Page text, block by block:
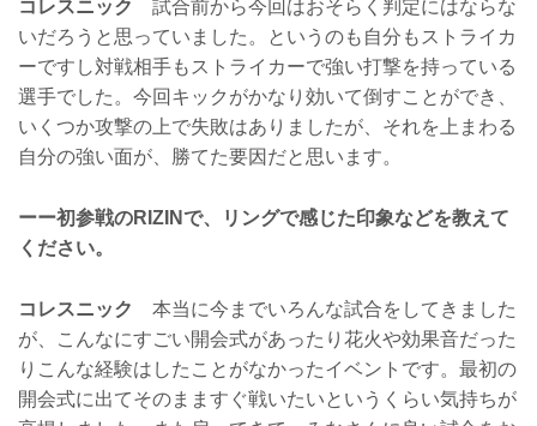
コレスニック
試合前から今回はおそらく判定にはならな
いだろうと思っていました。というのも自分もストライカ
ーですし対戦相手もストライカーで強い打撃を持っている
選手でした。今回キックがかなり効いて倒すことができ、
いくつか攻撃の上で失敗はありましたが、それを上まわる
自分の強い面が、勝てた要因だと思います。
ーー初参戦のRIZINで、リングで感じた印象などを教えて
ください。
コレスニック
本当に今までいろんな試合をしてきました
が、こんなにすごい開会式があったり花火や効果音だった
りこんな経験はしたことがなかったイベントです。最初の
開会式に出てそのまますぐ戦いたいというくらい気持ちが